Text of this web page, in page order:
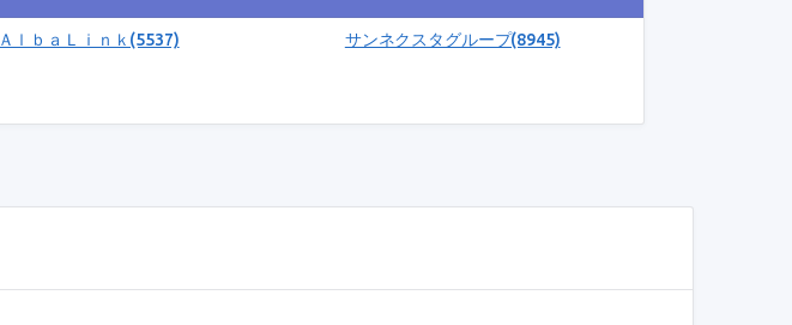
ＡｌｂａＬｉｎｋ(5537) サンネクスタグループ(8945)